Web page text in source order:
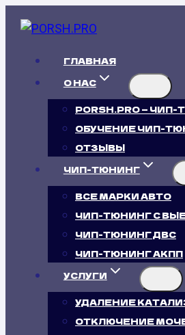
ГЛАВНАЯ
О НАС
PORSH.PRO —
ОБУЧЕНИЕ ЧИП-
ОТЗЫВЫ
ЧИП-ТЮНИНГ
ВСЕ МАРКИ АВТО
ЧИП-ТЮНИНГ С
ЧИП-ТЮНИНГ ДВС
ЧИП-ТЮНИНГ АКПП
УСЛУГИ
УДАЛЕНИЕ
ОТКЛЮЧЕНИЕ